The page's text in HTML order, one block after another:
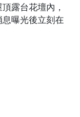
露台花壇內，
曝光後立刻在